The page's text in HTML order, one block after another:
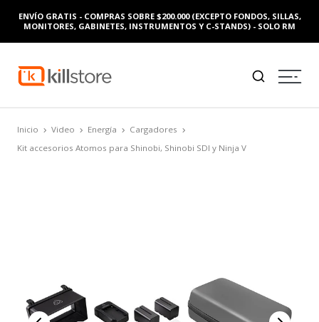
ENVÍO GRATIS - COMPRAS SOBRE $200.000 (EXCEPTO FONDOS, SILLAS,
MONITORES, GABINETES, INSTRUMENTOS Y C-STANDS) - SOLO RM
Inicio Video Energía
Cargadores
Kit accesorios Atomos para Shinobi, Shinobi SDI y Ninja V